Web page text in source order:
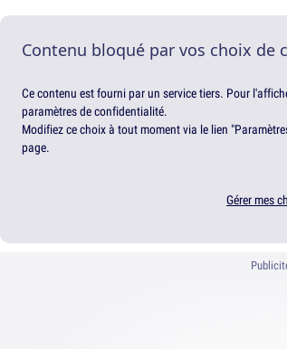
Contenu bloqué par vos choix de
Ce contenu est fourni par un service tiers. Pour
paramètres de confidentialité.
Modifiez ce choix à tout moment via le lien
page.
Gérer mes